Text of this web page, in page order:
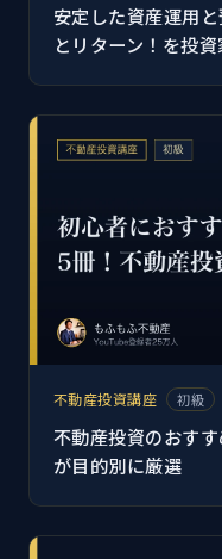
安定した資産運用
とリターン！を投
不動産投資講座 初級
不動産投資のおす
が目的別に厳選